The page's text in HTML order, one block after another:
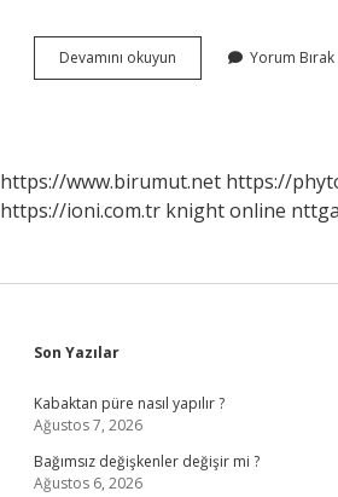
Devamını okuyun
Balık
Yorum Bırak
https://www.birumut.net https://
https://ioni.com.tr knight online
Sidebar
Son Yazılar
Kabaktan püre nasıl yapılır ?
Ağustos 7, 2026
Bağımsız değişkenler değişir mi ?
Ağustos 6, 2026